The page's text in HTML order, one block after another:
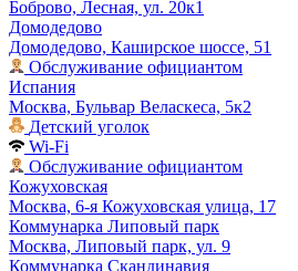
Боброво, Лесная, ул. 20к1
Домодедово
Домодедово, Каширское шоссе, 51
Обслуживание официантом
Испания
Москва, Бульвар Веласкеса, 5к2
Детский уголок
Wi-Fi
Обслуживание официантом
Кожуховская
Москва, 6-я Кожуховская улица, 17
Коммунарка Липовый парк
Москва, Липовый парк, ул. 9
Коммунарка Скандинавия